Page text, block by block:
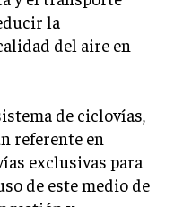
la
del aire en
de ciclovías,
referente en
exclusivas para
de este medio de